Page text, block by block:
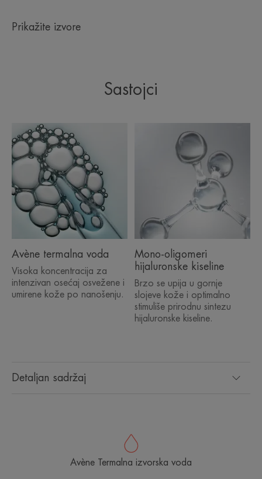
Prikažite izvore
Sastojci
Detaljan sadržaj
Avène termalna voda
Visoka koncentracija za
intenzivan osećaj osvežene i
umirene kože po nanošenju.
Mono-oligomeri
hijaluronske kiseline
Brzo se upija u gornje
slojeve kože i optimalno
stimuliše prirodnu sintezu
hijaluronske kiseline.
Avène Termalna izvorska voda